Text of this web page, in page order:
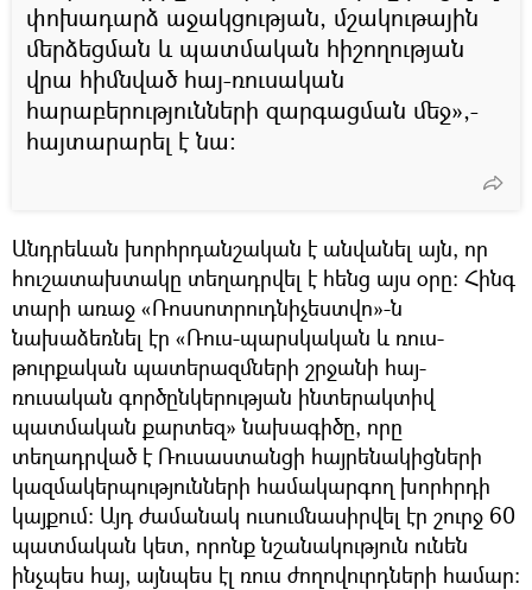
փոխադարձ աջակցության, մշակութային
մերձեցման և պատմական հիշողության
վրա հիմնված հայ-ռուսական
հարաբերությունների զարգացման մեջ»,-
հայտարարել է նա։
Անդրեևան խորհրդանշական է անվանել այն, որ
հուշատախտակը տեղադրվել է հենց այս օրը։ Հինգ
տարի առաջ «Ռոսսոտրուդնիչեստվո»-ն
նախաձեռնել էր «Ռուս-պարսկական և ռուս-
թուրքական պատերազմների շրջանի հայ-
ռուսական գործընկերության ինտերակտիվ
պատմական քարտեզ» նախագիծը, որը
տեղադրված է Ռուսաստանցի հայրենակիցների
կազմակերպությունների համակարգող խորհրդի
կայքում։ Այդ ժամանակ ուսումնասիրվել էր շուրջ 60
պատմական կետ, որոնք նշանակություն ունեն
ինչպես հայ, այնպես էլ ռուս ժողովուրդների համար։